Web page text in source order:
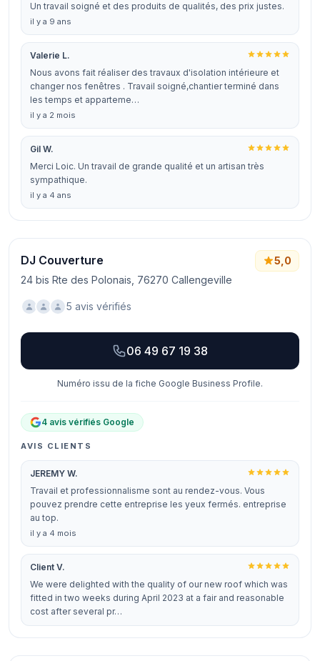
Un travail soigné et des produits de qualités, des prix justes.
il y a 9 ans
Valerie L.
Nous avons fait réaliser des travaux d'isolation intérieure et
changer nos fenêtres . Travail soigné,chantier terminé dans
les temps et apparteme…
il y a 2 mois
Gil W.
Merci Loic. Un travail de grande qualité et un artisan très
sympathique.
il y a 4 ans
DJ Couverture
24 bis Rte des Polonais, 76270 Callengeville
5,0
5 avis vérifiés
06 49 67 19 38
Numéro issu de la fiche Google Business Profile.
4 avis vérifiés Google
AVIS CLIENTS
JEREMY W.
Travail et professionnalisme sont au rendez-vous. Vous
pouvez prendre cette entreprise les yeux fermés. entreprise
au top.
il y a 4 mois
Client V.
We were delighted with the quality of our new roof which was
fitted in two weeks during April 2023 at a fair and reasonable
cost after several pr…